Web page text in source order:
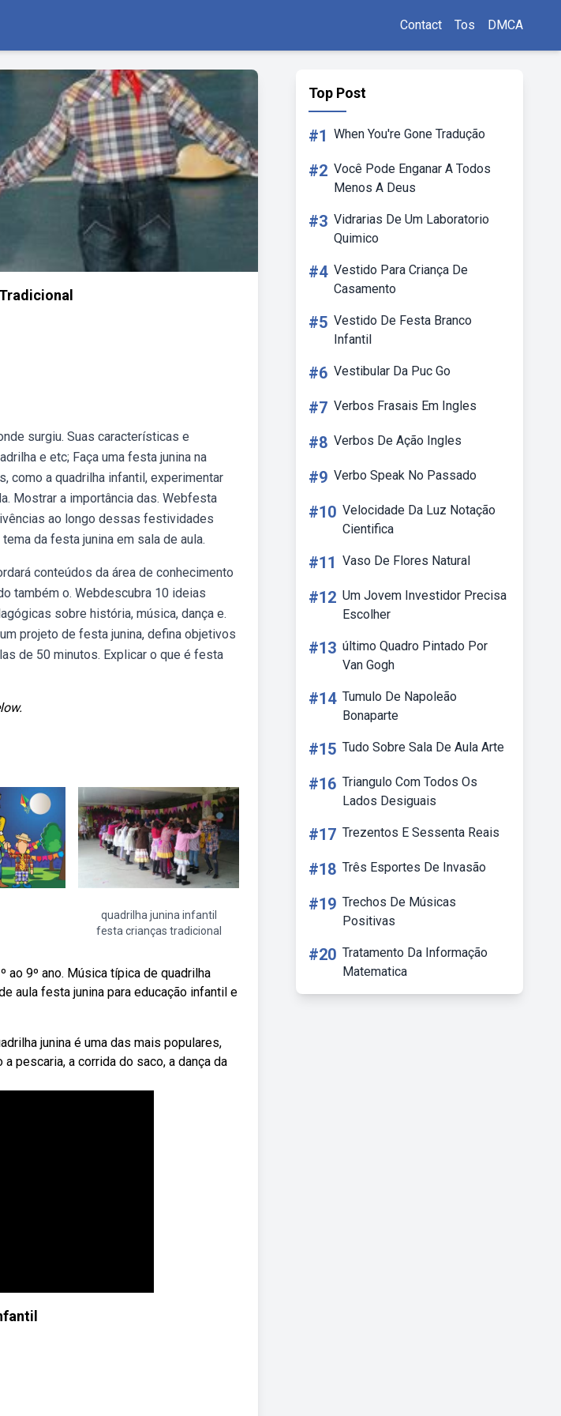
Contact Tos DMCA
surgiu. Suas características e
e etc; Faça uma festa junina na
como a quadrilha infantil, experimentar
Mostrar a importância das. Webfesta
ao longo dessas festividades
da festa junina em sala de aula.
conteúdos da área de conhecimento
também o. Webdescubra 10 ideias
sobre história, música, dança e.
projeto de festa junina, defina objetivos
de 50 minutos. Explicar o que é festa
quadrilha junina infantil
festa crianças tradicional
ao 9º ano. Música típica de quadrilha
aula festa junina para educação infantil e
junina é uma das mais populares,
pescaria, a corrida do saco, a dança da
Top Post
#1 When You're Gone Tradução
#2 Você Pode Enganar A Todos
Menos A Deus
#3 Vidrarias De Um Laboratorio
Quimico
#4 Vestido Para Criança De
Casamento
#5 Vestido De Festa Branco
Infantil
#6 Vestibular Da Puc Go
#7 Verbos Frasais Em Ingles
#8 Verbos De Ação Ingles
#9 Verbo Speak No Passado
#10 Velocidade Da Luz Notação
Cientifica
#11 Vaso De Flores Natural
#12 Um Jovem Investidor Precisa
Escolher
#13 último Quadro Pintado Por
Van Gogh
#14 Tumulo De Napoleão
Bonaparte
#15 Tudo Sobre Sala De Aula Arte
#16 Triangulo Com Todos Os
Lados Desiguais
#17 Trezentos E Sessenta Reais
#18 Três Esportes De Invasão
#19 Trechos De Músicas
Positivas
#20 Tratamento Da Informação
Matematica